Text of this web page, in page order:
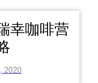
幸咖啡营
2020